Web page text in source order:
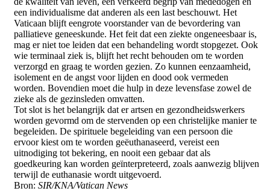
een individualisme dat anderen als een last beschouwt. Het
Vaticaan blijft eengrote voorstander van de bevordering van
palliatieve geneeskunde. Het feit dat een ziekte ongeneesbaar is,
mag er niet toe leiden dat een behandeling wordt stopgezet. Ook
wie terminaal ziek is, blijft het recht behouden om te worden
verzorgd en graag te worden gezien. Zo kunnen eenzaamheid,
isolement en de angst voor lijden en dood ook vermeden
worden. Bovendien moet die hulp in deze levensfase zowel de
zieke als de gezinsleden omvatten.
Tot slot is het belangrijk dat er artsen en gezondheidswerkers
worden gevormd om de stervenden op een christelijke manier te
begeleiden. De spirituele begeleiding van een persoon die
ervoor kiest om te worden geëuthanaseerd, vereist een
uitnodiging tot bekering, en nooit een gebaar dat als
goedkeuring kan worden geïnterpreteerd, zoals aanwezig blijven
terwijl de euthanasie wordt uitgevoerd.
Bron: SIR/KNA/Vatican News